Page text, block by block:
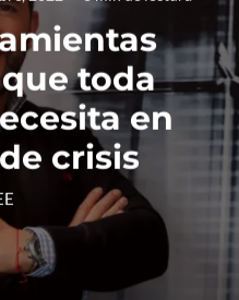
toda
en
crisis